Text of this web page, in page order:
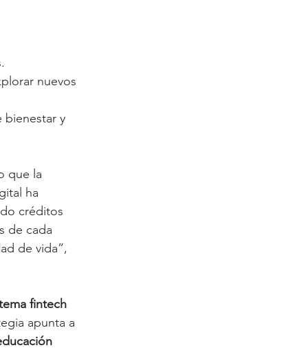
nuevos
bienestar y
que la
ha
créditos
de cada
de vida”,
fintech
apunta a